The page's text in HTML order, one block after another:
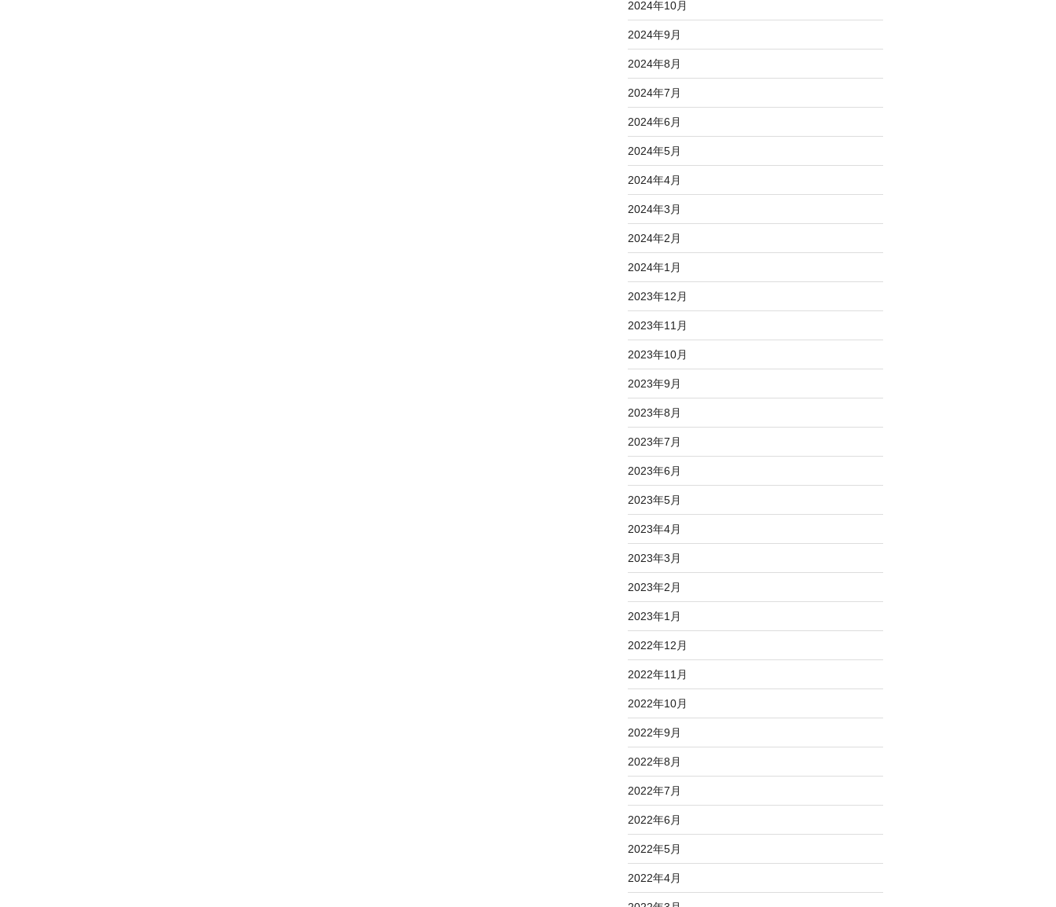
2024年10月
2024年9月
2024年8月
2024年7月
2024年6月
2024年5月
2024年4月
2024年3月
2024年2月
2024年1月
2023年12月
2023年11月
2023年10月
2023年9月
2023年8月
2023年7月
2023年6月
2023年5月
2023年4月
2023年3月
2023年2月
2023年1月
2022年12月
2022年11月
2022年10月
2022年9月
2022年8月
2022年7月
2022年6月
2022年5月
2022年4月